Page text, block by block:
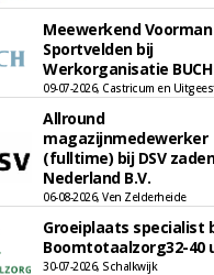
Meewerkend Voorman
Sportvelden bij
Werkorganisatie BUCH
09-07-2026, Castricum en
Allround
magazijnmedewerker
(fulltime) bij DSV zaden
Nederland B.V.
06-08-2026, Ven Zelderheide
Groeiplaats specialist
Boomtotaalzorg32-40
30-07-2026, Schalkwijk